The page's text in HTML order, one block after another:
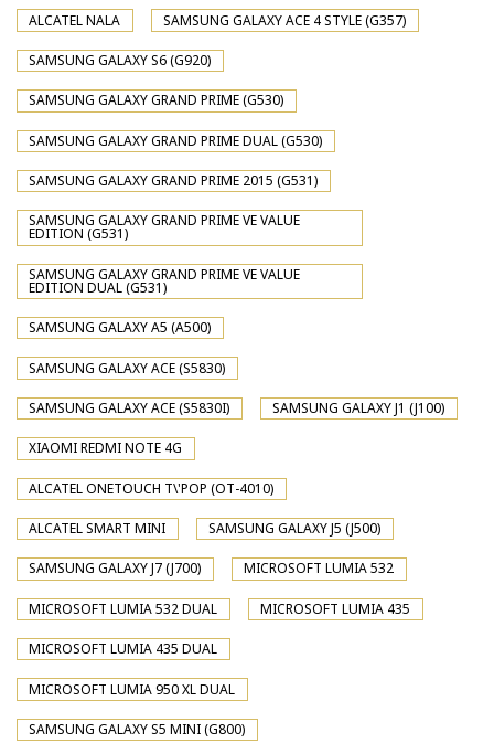
ALCATEL NALA SAMSUNG GALAXY ACE 4 STYLE (G357)
SAMSUNG GALAXY S6 (G920)
SAMSUNG GALAXY GRAND PRIME (G530)
SAMSUNG GALAXY GRAND PRIME DUAL (G530)
SAMSUNG GALAXY GRAND PRIME 2015 (G531)
SAMSUNG GALAXY GRAND PRIME VE VALUE
EDITION (G531)
SAMSUNG GALAXY GRAND PRIME VE VALUE
EDITION DUAL (G531)
SAMSUNG GALAXY A5 (A500)
SAMSUNG GALAXY ACE (S5830)
SAMSUNG GALAXY ACE (S5830I) SAMSUNG GALAXY J1 (J100)
XIAOMI REDMI NOTE 4G
ALCATEL ONETOUCH T\'POP (OT-4010)
ALCATEL SMART MINI SAMSUNG GALAXY J5 (J500)
SAMSUNG GALAXY J7 (J700) MICROSOFT LUMIA 532
MICROSOFT LUMIA 532 DUAL MICROSOFT LUMIA 435
MICROSOFT LUMIA 435 DUAL
MICROSOFT LUMIA 950 XL DUAL
SAMSUNG GALAXY S5 MINI (G800)